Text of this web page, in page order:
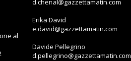
al
d.chenal@gazzettamatin.com
Erika David
e.david@gazzettamatin.com
Davide Pellegrino
d.pellegrino@gazzettamatin.com